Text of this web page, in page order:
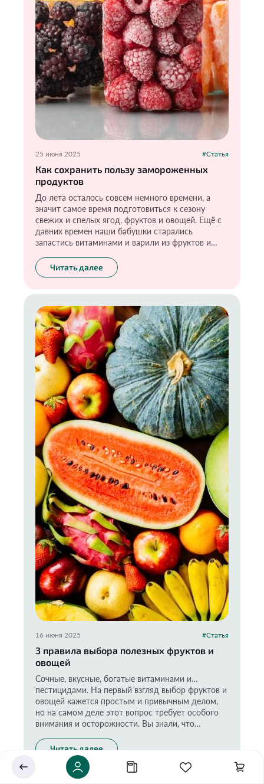
25 июня 2025 #Статья
Как сохранить пользу замороженных
продуктов
До лета осталось совсем немного времени, а
значит самое время подготовиться к сезону
свежих и спелых ягод, фруктов и овощей. Ещё с
давних времен наши бабушки старались
запастись витаминами и варили из фруктов и
оставалось мало, зато было много сахара.
Сегодня же, я думаю, все знают, что лучший
всех правилах этого способа, а также о том, как
хранить замороженные продукты, чтобы они не
уступали по вкусу и пользе свежим.
Читать далее
16 июня 2025 #Статья
3 правила выбора полезных фруктов и
овощей
Сочные, вкусные, богатые витаминами и…
пестицидами. На первый взгляд выбор фруктов и
овощей кажется простым и привычным делом,
но на самом деле этот вопрос требует особого
внимания и осторожности. Вы знали, что
самых загрязненных овощей, фруктов и ягод, по
данным организации EWG? Наряду с ней в
чёрном списке оказался шпинат, яблоки, персики
и другие привычные нам продукты. Последствия
Читать далее
Укажите ваш город
Это важно для корректной работы Экоразноса и
дальнейших персональных функций сервиса.